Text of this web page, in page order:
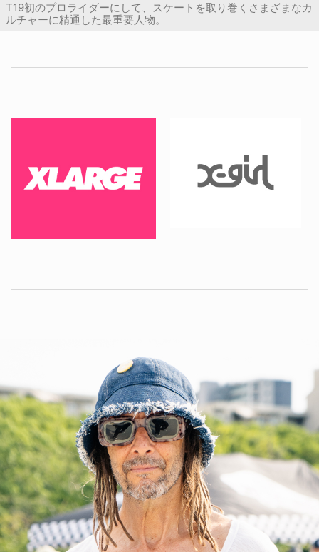
T19初のプロライダーにして、スケートを取り巻くさまざまなカ
ルチャーに精通した最重要人物。